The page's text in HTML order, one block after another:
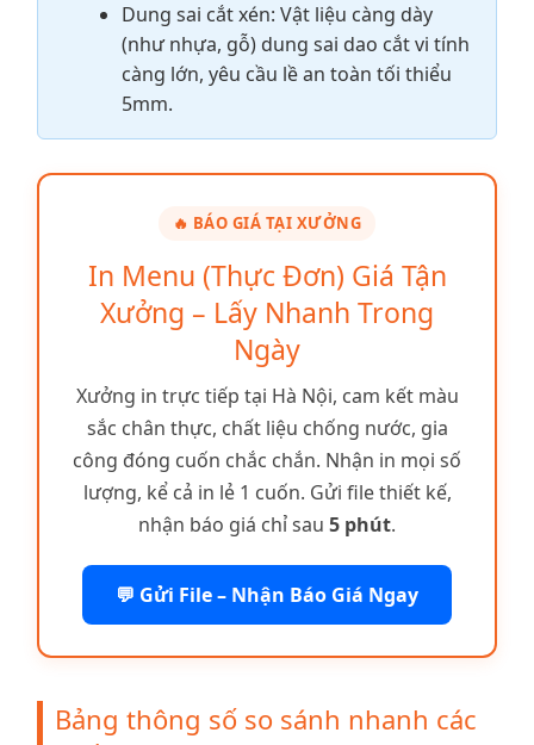
Dung sai cắt xén: Vật liệu càng dày
(như nhựa, gỗ) dung sai dao cắt vi tính
càng lớn, yêu cầu lề an toàn tối thiểu
5mm.
🔥 BÁO GIÁ TẠI XƯỞNG
In Menu (Thực Đơn) Giá Tận
Xưởng – Lấy Nhanh Trong
Ngày
Xưởng in trực tiếp tại Hà Nội, cam kết màu
sắc chân thực, chất liệu chống nước, gia
công đóng cuốn chắc chắn. Nhận in mọi số
lượng, kể cả in lẻ 1 cuốn. Gửi file thiết kế,
nhận báo giá chỉ sau 5 phút.
💬 Gửi File – Nhận Báo Giá Ngay
Bảng thông số so sánh nhanh các